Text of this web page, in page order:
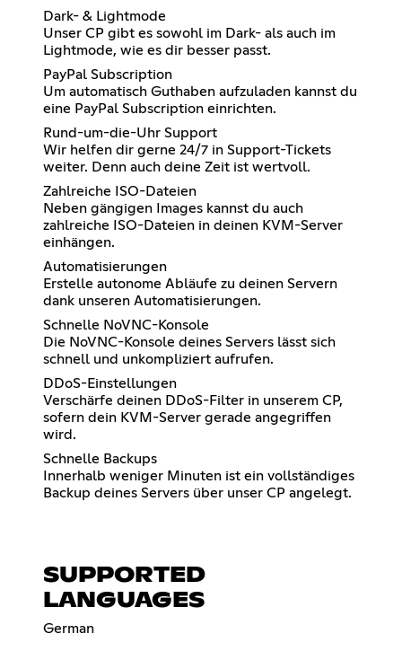
Dark- & Lightmode
Unser CP gibt es sowohl im Dark- als auch im
Lightmode, wie es dir besser passt.
PayPal Subscription
Um automatisch Guthaben aufzuladen kannst du
eine PayPal Subscription einrichten.
Rund-um-die-Uhr Support
Wir helfen dir gerne 24/7 in Support-Tickets
weiter. Denn auch deine Zeit ist wertvoll.
Zahlreiche ISO-Dateien
Neben gängigen Images kannst du auch
zahlreiche ISO-Dateien in deinen KVM-Server
einhängen.
Automatisierungen
Erstelle autonome Abläufe zu deinen Servern
dank unseren Automatisierungen.
Schnelle NoVNC-Konsole
Die NoVNC-Konsole deines Servers lässt sich
schnell und unkompliziert aufrufen.
DDoS-Einstellungen
Verschärfe deinen DDoS-Filter in unserem CP,
sofern dein KVM-Server gerade angegriffen
wird.
Schnelle Backups
Innerhalb weniger Minuten ist ein vollständiges
Backup deines Servers über unser CP angelegt.
SUPPORTED
LANGUAGES
German